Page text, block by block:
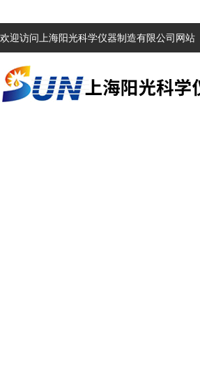
欢迎访问上海阳光科学仪器制造有限公司网站